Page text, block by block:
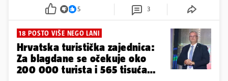
5 3
18 POSTO VIŠE NEGO LANI
Hrvatska turistička zajednica:
Za blagdane se očekuje oko
200 000 turista i 565 tisuća